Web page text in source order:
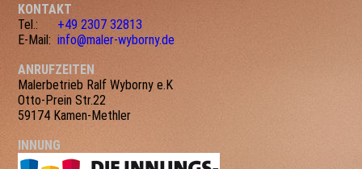
KONTAKT
Tel.: +49 2307 32813
E-Mail:info@maler-wyborny.de
ANRUFZEITEN
Malerbetrieb Ralf Wyborny e.K
Otto-Prein Str.22
59174 Kamen-Methler
INNUNG